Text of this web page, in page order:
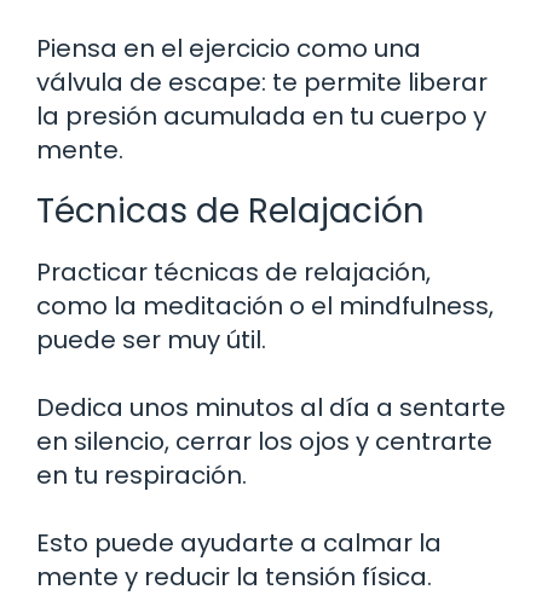
Piensa en el ejercicio como una
válvula de escape: te permite liberar
la presión acumulada en tu cuerpo y
mente.
Técnicas de Relajación
Practicar técnicas de relajación,
como la meditación o el mindfulness,
puede ser muy útil.
Dedica unos minutos al día a sentarte
en silencio, cerrar los ojos y centrarte
en tu respiración.
Esto puede ayudarte a calmar la
mente y reducir la tensión física.